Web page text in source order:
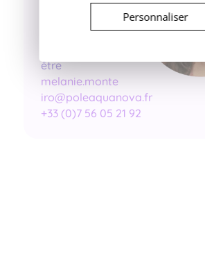
Monteiro, Eau
être
melanie.monte
iro@poleaquanova.fr
+33 (0)7 56 05 21 92
Personnaliser